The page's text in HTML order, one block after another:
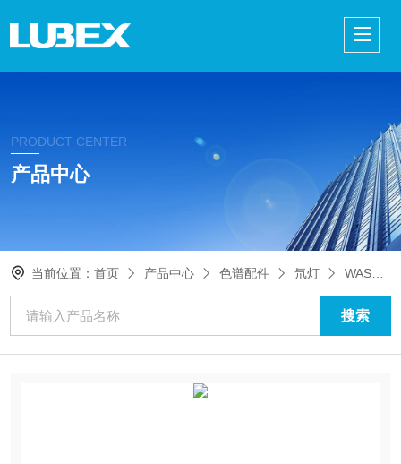
PRODUCT CENTER
产品中心
当前位置：首页 产品中心 色谱配件 氘灯 WAS081142TUV 检测器性能维护套件（含氘灯）